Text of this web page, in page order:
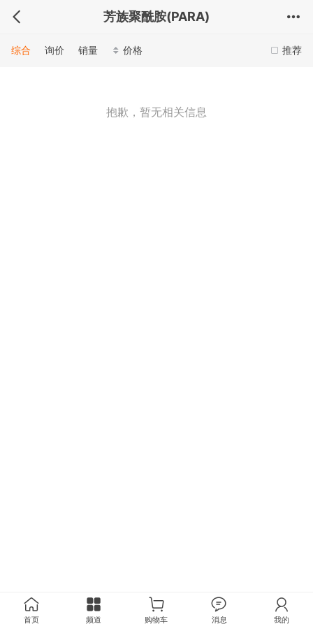
芳族聚酰胺(PARA)
推荐
综合 询价 销量 价格
抱歉，暂无相关信息
首页 频道 购物车 消息 我的